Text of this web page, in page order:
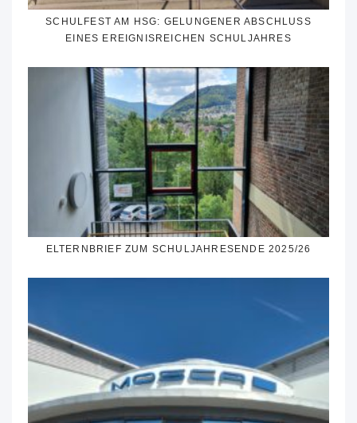
SCHULFEST AM HSG: GELUNGENER ABSCHLUSS
EINES EREIGNISREICHEN SCHULJAHRES
ELTERNBRIEF ZUM SCHULJAHRESENDE 2025/26